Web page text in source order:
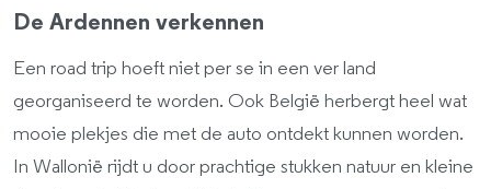
De Ardennen verkennen
Een road trip hoeft niet per se in een ver land
georganiseerd te worden. Ook België herbergt heel wat
mooie plekjes die met de auto ontdekt kunnen worden.
In Wallonië rijdt u door prachtige stukken natuur en kleine